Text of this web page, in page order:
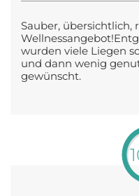
Sauber, übersichtlich,
wurden viele Liegen
und dann wenig
gewünscht.